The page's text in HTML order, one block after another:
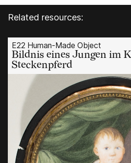
Related resources:
E22 Human-Made Object
Bildnis eines Jungen im
Steckenpferd